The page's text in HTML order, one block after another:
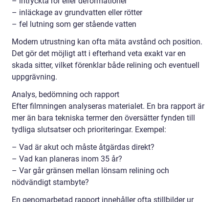
– inläckage av grundvatten eller rötter
– fel lutning som ger stående vatten
Modern utrustning kan ofta mäta avstånd och position.
Det gör det möjligt att i efterhand veta exakt var en
skada sitter, vilket förenklar både relining och eventuell
uppgrävning.
Analys, bedömning och rapport
Efter filmningen analyseras materialet. En bra rapport är
mer än bara tekniska termer den översätter fynden till
tydliga slutsatser och prioriteringar. Exempel:
– Vad är akut och måste åtgärdas direkt?
– Vad kan planeras inom 35 år?
– Var går gränsen mellan lönsam relining och
nödvändigt stambyte?
En genomarbetad rapport innehåller ofta stillbilder ur